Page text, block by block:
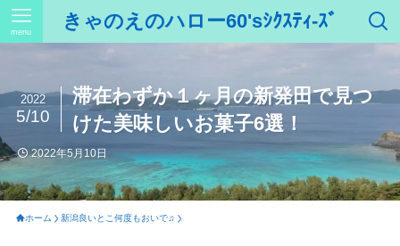
きゃのえのハロー60'sｼｸｽﾃｨ-ｽﾞ
menu
滞在わずか１ヶ月の新発田で見つ
けた美味しいお菓子6選！
2022
5/10
2022年5月10日
ホーム 新潟良いとこ何度もおいで♫